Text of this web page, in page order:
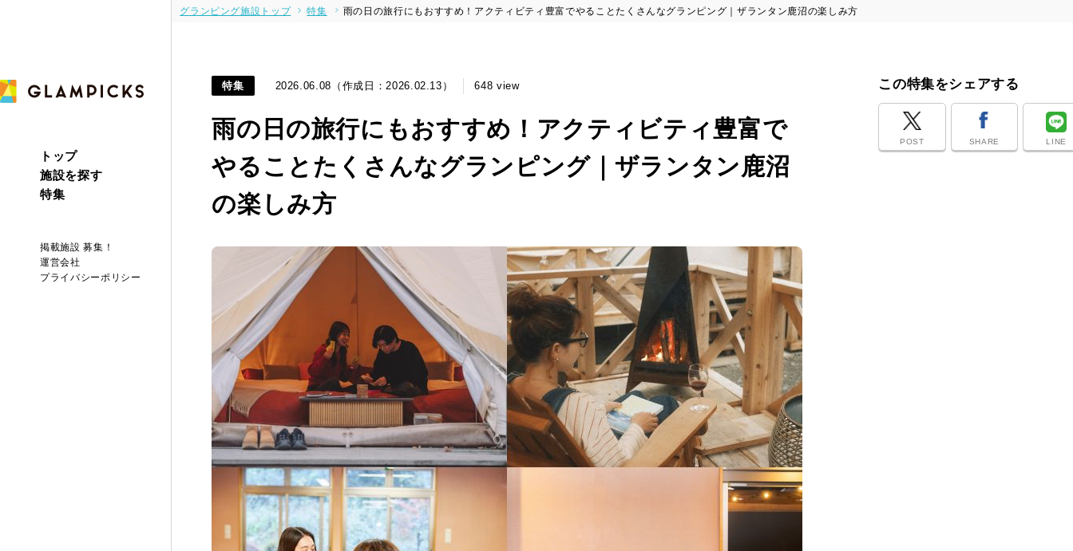
トップ
施設を探す
特集
掲載施設 募集！
運営会社
プライバシーポリシー
グランピング施設トップ 特集 雨の日の旅行にもおすすめ！アクティビティ豊富でやることたくさんなグランピング｜ザランタン鹿沼の楽しみ方
特集 2026.06.08（作成日：2026.02.13） 648 view
雨の日の旅行にもおすすめ！アクティビティ豊富で
やることたくさんなグランピング｜ザランタン鹿沼
の楽しみ方
この特集をシェアする
POST SHARE LINE